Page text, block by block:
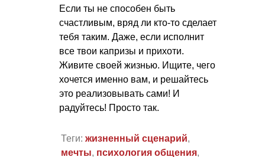
Если ты не способен быть
счастливым, вряд ли кто-то сделает
тебя таким. Даже, если исполнит
все твои капризы и прихоти.
Живите своей жизнью. Ищите, чего
хочется именно вам, и решайтесь
это реализовывать сами! И
радуйтесь! Просто так.
Теги: жизненный сценарий,
мечты, психология общения,